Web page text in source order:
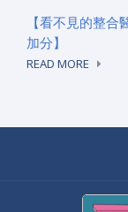
【看不見的整
加分】
READ MORE